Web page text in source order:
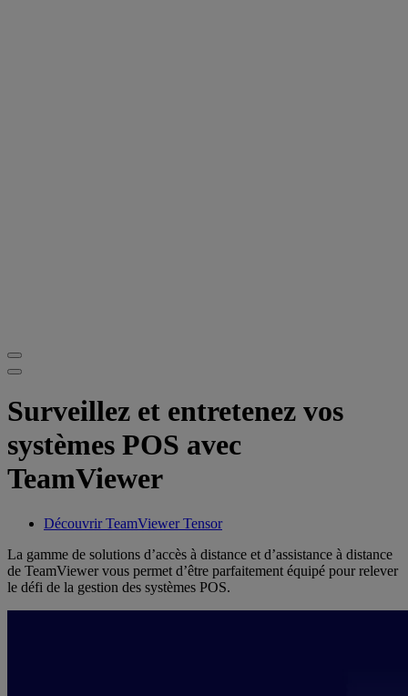
Surveillez et entretenez vos
systèmes POS avec
TeamViewer
Découvrir TeamViewer Tensor
La gamme de solutions d’accès à distance et d’assistance à distance
de TeamViewer vous permet d’être parfaitement équipé pour relever
le défi de la gestion des systèmes POS.